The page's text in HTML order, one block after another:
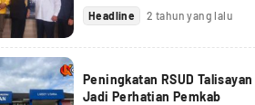
Headline 2 tahun yang lalu
Peningkatan RSUD Talisayan
Jadi Perhatian Pemkab